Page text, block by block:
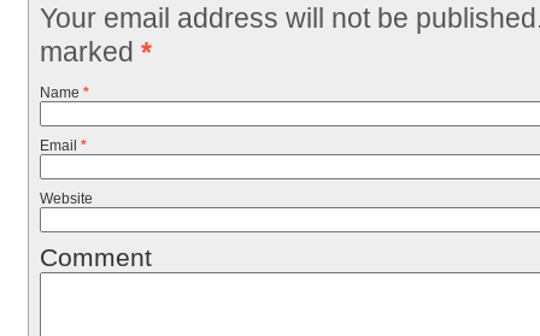
Your email address will not be
marked *
Name *
Email *
Website
Comment